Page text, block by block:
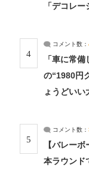
「デコレ
4
コメント数：
「車に常
の“1980円
ょうどいい
5
コメント数：
【バレー
本ラウンド